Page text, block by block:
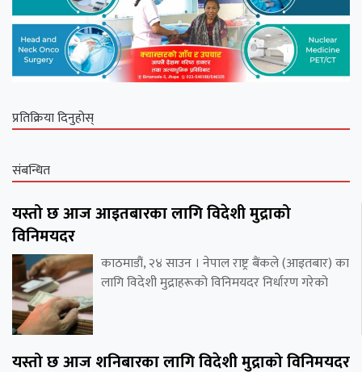
प्रतिक्रिया दिनुहोस्
संबन्धित
यस्तो छ आज आइतबारका लागि विदेशी मुद्राको
विनिमयदर
काठमाडौं, २४ साउन । नेपाल राष्ट्र बैंकले (आइतबार) का
लागि विदेशी मुद्राहरूको विनिमयदर निर्धारण गरेको
यस्तो छ आज शनिबारका लागि विदेशी मुद्राको विनिमयदर